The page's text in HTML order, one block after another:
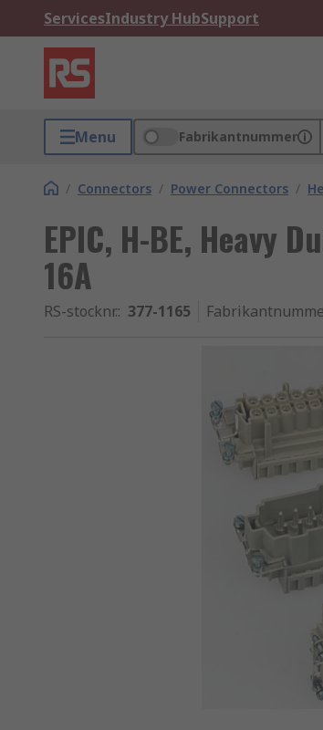
ServicesIndustry HubSupport
Menu Fabrikantnummer
/ Connectors / Power Connectors /
EPIC, H-BE, Heavy
16A
RS-stocknr.: 377-1165